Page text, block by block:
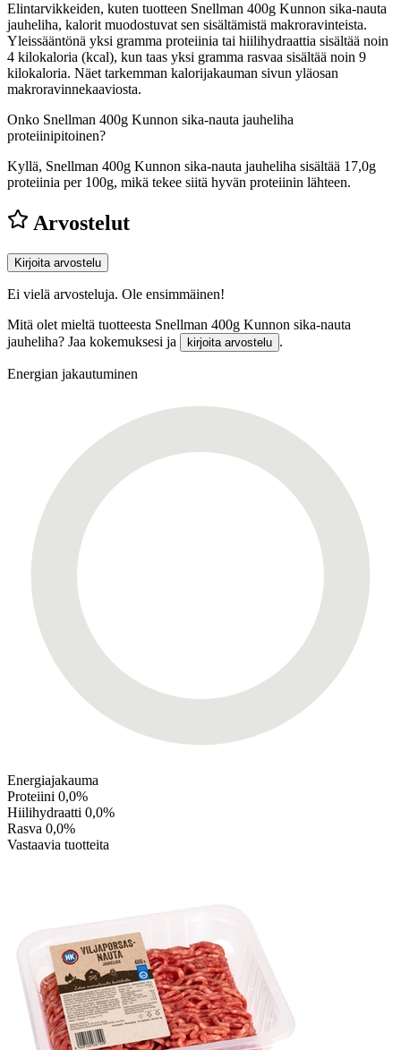
Elintarvikkeiden, kuten tuotteen Snellman 400g Kunnon sika-nauta
jauheliha, kalorit muodostuvat sen sisältämistä makroravinteista.
Yleissääntönä yksi gramma proteiinia tai hiilihydraattia sisältää noin
4 kilokaloria (kcal), kun taas yksi gramma rasvaa sisältää noin 9
kilokaloria. Näet tarkemman kalorijakauman sivun yläosan
makroravinnekaaviosta.
Onko Snellman 400g Kunnon sika-nauta jauheliha
proteiinipitoinen?
Kyllä, Snellman 400g Kunnon sika-nauta jauheliha sisältää 17,0g
proteiinia per 100g, mikä tekee siitä hyvän proteiinin lähteen.
Arvostelut
Kirjoita arvostelu
Ei vielä arvosteluja. Ole ensimmäinen!
Mitä olet mieltä tuotteesta Snellman 400g Kunnon sika-nauta
jauheliha? Jaa kokemuksesi ja
kirjoita arvostelu .
Energian jakautuminen
Energiajakauma
Proteiini 0,0%
Hiilihydraatti 0,0%
Rasva 0,0%
Vastaavia tuotteita